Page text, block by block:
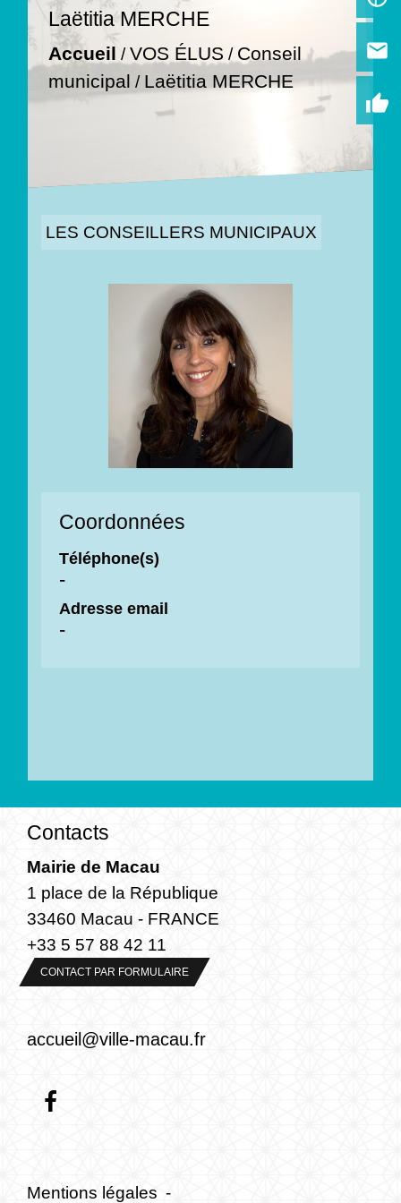
Laëtitia MERCHE
Accueil /VOS ÉLUS / Conseil
municipal / Laëtitia MERCHE
LES CONSEILLERS MUNICIPAUX
Coordonnées
Téléphone(s)
-
Adresse email
-
email
thumb_up
Contacts
Mairie de Macau
1 place de la République
33460 Macau - FRANCE
+33 5 57 88 42 11
CONTACT PAR FORMULAIRE
accueil@ville-macau.fr
Mentions légales -